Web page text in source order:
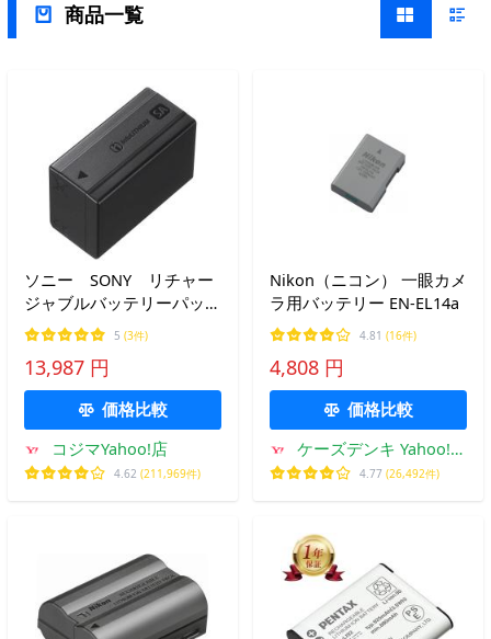
商品一覧
ソニー SONY リチャー
ジャブルバッテリーパッ
ク NP-SA1005 (3件)
13,987 円
価格比較
コジマYahoo!店
4.62 (211,969件)
Nikon（ニコン） 一眼カメ
ラ用バッテリー EN-EL14a
4.81 (16件)
4,808 円
価格比較
ケーズデンキ Yahoo!シ
ョップ
4.77 (26,492件)